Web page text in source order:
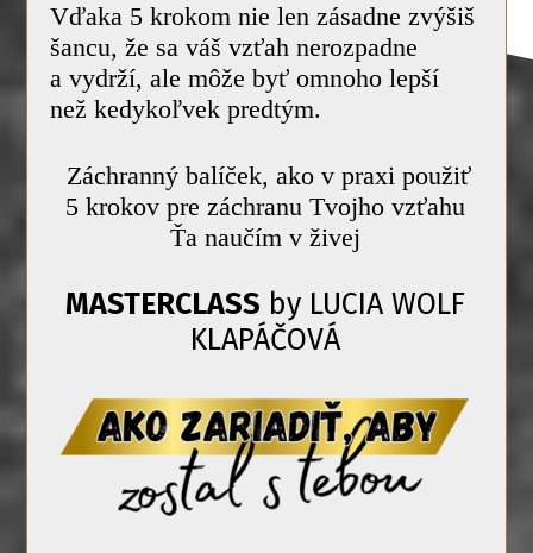
Vďaka 5 krokom nie len zásadne zvýšiš
šancu, že sa váš vzťah nerozpadne
a vydrží, ale môže byť omnoho lepší
než kedykoľvek predtým.
Záchranný balíček, ako v praxi použiť
5 krokov pre záchranu Tvojho vzťahu
Ťa naučím v živej
MASTERCLASS by LUCIA WOLF
KLAPÁČOVÁ